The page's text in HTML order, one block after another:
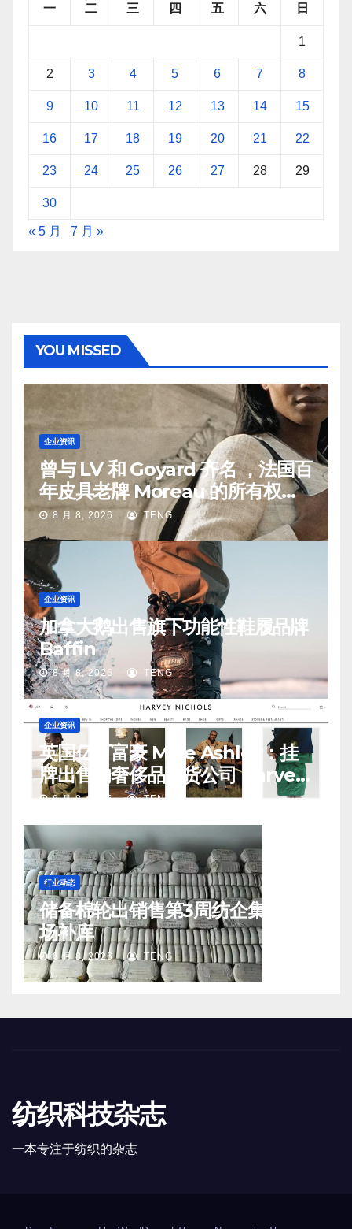
一 二 三 四 五 六 日
1
2 3 4 5 6 7 8
9 10 11 12 13 14 15
16 17 18 19 20 21 22
23 24 25 26 27 28 29
30
« 5 月 7 月 »
YOU MISSED
企业资讯
曾与 LV 和 Goyard 齐名 ，法国百
年皮具老牌 Moreau 的所有权易
手8 月 8, 2026 TENG
企业资讯
加拿大鹅出售旗下功能性鞋履品牌
Baffin
8 月 8, 2026 TENG
企业资讯
英国亿万富豪 Mike Ashley：挂
牌出售的奢侈品百货公司 Harvey
Nichols 正陷入“死亡螺旋”
8 月 8, 2026 TENG
行业动态
储备棉轮出销售第3周纺企集中入
场补库
8 月 8, 2026 TENG
纺织科技杂志
一本专注于纺织的杂志